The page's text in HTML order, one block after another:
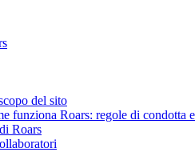
del sito
funziona Roars: regole di condotta
Roars